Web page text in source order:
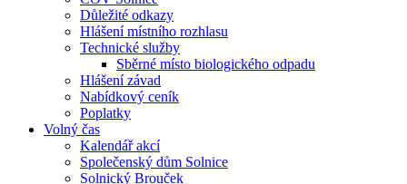
Důležité odkazy
Hlášení místního rozhlasu
Technické služby
Sběrné místo biologického odpadu
Hlášení závad
Nabídkový ceník
Poplatky
Volný čas
Kalendář akcí
Společenský dům Solnice
Solnický Brouček